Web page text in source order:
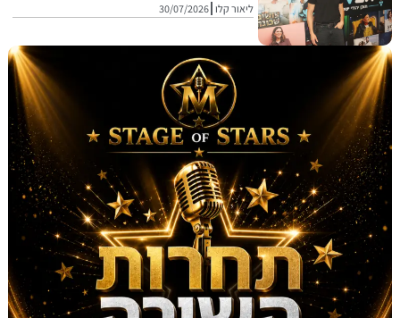
ליאור קלו 30/07/2026